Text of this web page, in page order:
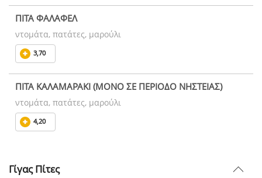
ΠΙΤΑ ΦΑΛΑΦΕΛ
ντομάτα, πατάτες, μαρούλι
3,70
ΠΙΤΑ ΚΑΛΑΜΑΡΑΚΙ (ΜΟΝΟ ΣΕ ΠΕΡΙΟΔΟ ΝΗΣΤΕΙΑΣ)
ντομάτα, πατάτες, μαρούλι
4,20
Γίγας Πίτες